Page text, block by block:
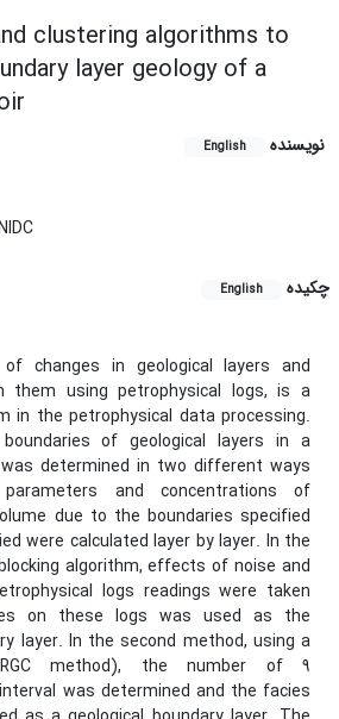
clustering algorithms to
layer geology of a
نویسنده English
چکیده
English
changes in geological layers and
them using petrophysical logs, is a
in the petrophysical data processing.
of geological layers in a
determined in two different ways
and concentrations of
due to the boundaries specified
were calculated layer by layer. In the
algorithm, effects of noise and
logs readings were taken
on these logs was used as the
layer. In the second method, using a
method), the number of 9
was determined and the facies